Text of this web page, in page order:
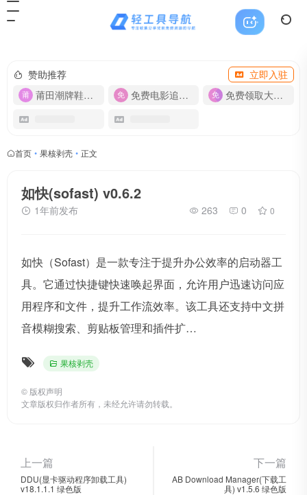
赞助推荐
立即入驻
莆田潮牌鞋服-货源
免费电影追剧APP 免费领取大流量卡【500G】
首页 • 果核剥壳 • 正文
如快(sofast) v0.6.2
1年前发布 263 0 0
如快（Sofast）是一款专注于提升办公效率的启动器工
具。它通过快捷键快速唤起界面，允许用户迅速访问应
用程序和文件，提升工作流效率。该工具还支持中文拼
音模糊搜索、剪贴板管理和插件扩…
果核剥壳
© 版权声明
文章版权归作者所有，未经允许请勿转载。
上一篇
DDU(显卡驱动程序卸载工具)
v18.1.1.1 绿色版
下一篇
AB Download Manager(下载工
具) v1.5.6 绿色版